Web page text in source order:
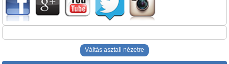
Váltás asztali nézetre